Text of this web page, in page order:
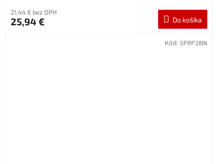
21,44 € bez DPH
25,94 € Do košíka
Kód: SPRP28IN